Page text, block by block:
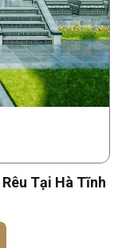
Tại Hà Tĩnh